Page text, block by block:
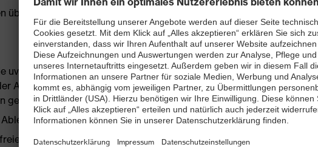
über einen Damenleisten hergestellt
uvex i-PUREnrj mit besten Dämpfungseigenschaften im Vorfuß und
Auftrittsenergie (Rebound) über die gesamte Zwischensohle und
geschäumten Fersenkorb
kleiner 100 Megaohm
uvex xenova®-Zehenschutzkappe – kompakt, anatomisch